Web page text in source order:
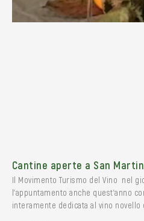
Cantine aperte a San
Il Movimento Turismo del Vino nel
l’appuntamento anche quest’anno
interamente dedicata al vino novello